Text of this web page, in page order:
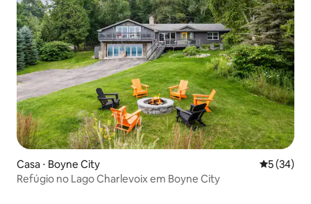
Casa ⋅ Boyne City 5 de uma
5 (34)
Refúgio no Lago Charlevoix em Boyne City